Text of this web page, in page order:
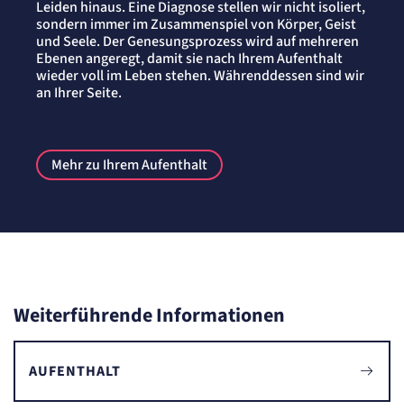
Leiden hinaus. Eine Diagnose stellen wir nicht isoliert,
sondern immer im Zusammenspiel von Körper, Geist
und Seele. Der Genesungsprozess wird auf mehreren
Ebenen angeregt, damit sie nach Ihrem Aufenthalt
wieder voll im Leben stehen. Währenddessen sind wir
an Ihrer Seite.
Mehr zu Ihrem Aufenthalt
Weiterführende Informationen
AUFENTHALT